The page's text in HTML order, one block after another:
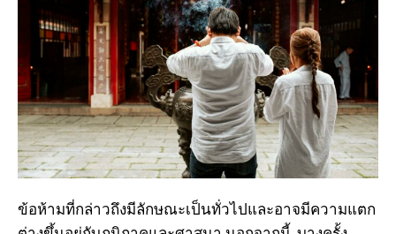
ข้อห้ามที่กล่าวถึงมีลักษณะเป็นทั่วไปและอาจมีความแตก